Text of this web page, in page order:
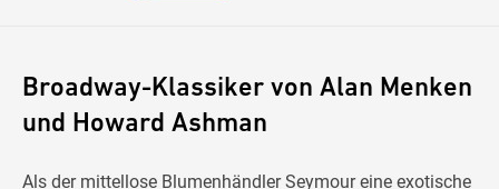
Broadway-Klassiker von Alan Menken
und Howard Ashman
Als der mittellose Blumenhändler Seymour eine exotische